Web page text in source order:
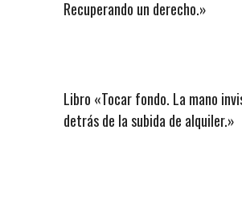
Recuperando un derecho.»
Libro «Tocar fondo. La mano
detrás de la subida de alquiler.»